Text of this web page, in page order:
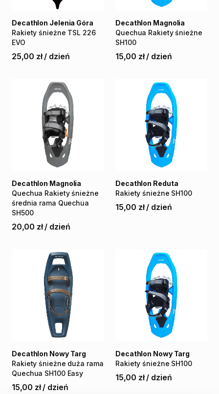
Rakiety śnieżne TSL 226
EVO
Decathlon Jelenia Góra
25,00 zł / dzień
Quechua Rakiety śnieżne
SH100
Decathlon Magnolia
15,00 zł / dzień
Quechua Rakiety śnieżne
średnia rama Quechua
SH500
Decathlon Magnolia
20,00 zł / dzień
Rakiety śnieżne SH100
Decathlon Reduta
15,00 zł / dzień
Rakiety śnieżne duża rama
Quechua SH100 Easy
Decathlon Nowy Targ
15,00 zł / dzień
Rakiety śnieżne SH100
Decathlon Nowy Targ
15,00 zł / dzień